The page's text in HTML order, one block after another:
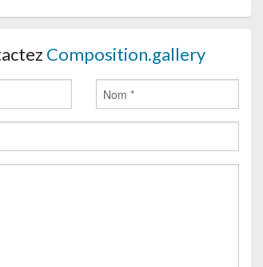
Composition.gallery